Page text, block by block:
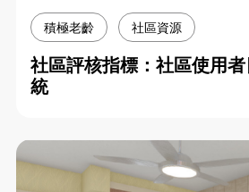
積極老齡 社區資源
社區評核指標：社區使用
統